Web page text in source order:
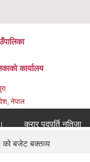
कार्यालय
नेपाल
करार पदपुर्ति नतिजा
बजेट बक्तव्य